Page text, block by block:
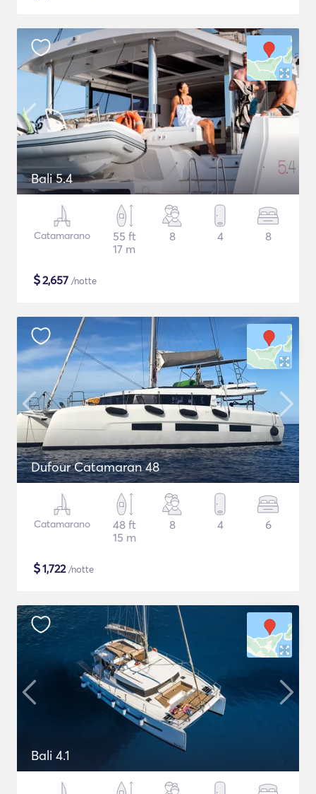
Bali 5.4
Catamarano
55 ft
17 m
8 4 8
$2,657 /notte
Dufour Catamaran 48
Catamarano
48 ft
15 m
8 4 6
$1,722/notte
Bali 4.1